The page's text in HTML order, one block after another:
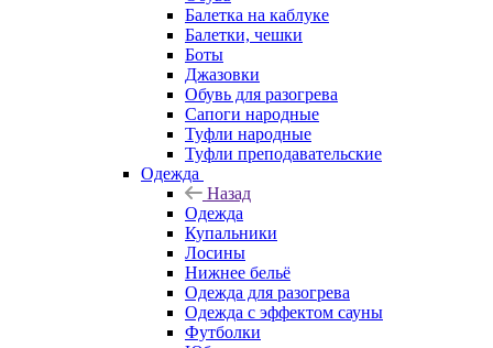
Балетка на каблуке
Балетки, чешки
Боты
Джазовки
Обувь для разогрева
Сапоги народные
Туфли народные
Туфли преподавательские
Одежда
Назад
Одежда
Купальники
Лосины
Нижнее бельё
Одежда для разогрева
Одежда с эффектом сауны
Футболки